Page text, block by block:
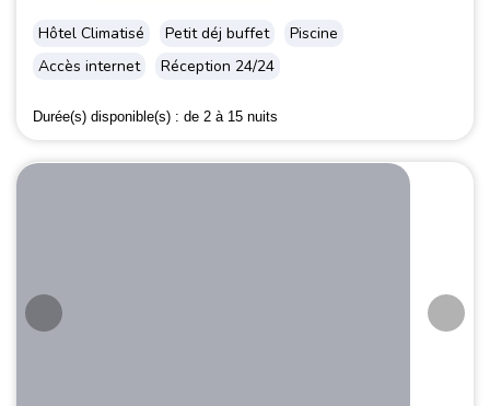
Hôtel Climatisé Petit déj buffet
Piscine
Accès internet
Réception 24/24
Durée(s) disponible(s) : de 2 à 15 nuits